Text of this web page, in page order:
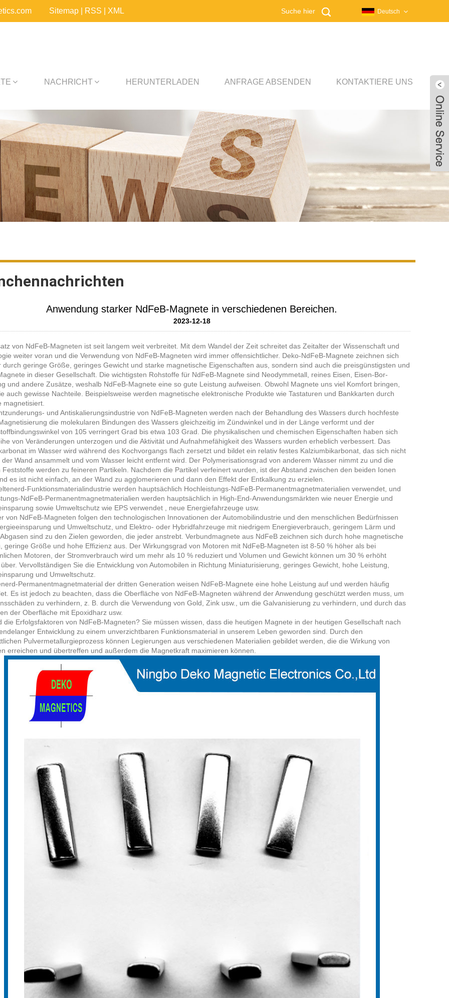
Sitemap| RSS XML Deutsch
NACHRICHT HERUNTERLADEN ANFRAGE ABSENDEN KONTAKTIERE UNS
Anwendung starker NdFeB-Magnete in verschiedenen Bereichen.
2023-12-18
von NdFeB-Magneten ist seit langem weit verbreitet. Mit dem Wandel der Zeit schreitet das Zeitalter der Wissenschaft und
weiter voran und die Verwendung von NdFeB-Magneten wird immer offensichtlicher. Deko-NdFeB-Magnete zeichnen sich
durch geringe Größe, geringes Gewicht und starke magnetische Eigenschaften aus, sondern sind auch die preisgünstigsten und
in dieser Gesellschaft. Die wichtigsten Rohstoffe für NdFeB-Magnete sind Neodymmetall, reines Eisen, Eisen-Bor-
und andere Zusätze, weshalb NdFeB-Magnete eine so gute Leistung aufweisen. Obwohl Magnete uns viel Komfort bringen,
auch gewisse Nachteile. Beispielsweise werden magnetische elektronische Produkte wie Tastaturen und Bankkarten durch
magnetisiert.
und Antiskalierungsindustrie von NdFeB-Magneten werden nach der Behandlung des Wassers durch hochfeste
die molekularen Bindungen des Wassers gleichzeitig im Zündwinkel und in der Länge verformt und der
von 105 verringert Grad bis etwa 103 Grad. Die physikalischen und chemischen Eigenschaften haben sich
von Veränderungen unterzogen und die Aktivität und Aufnahmefähigkeit des Wassers wurden erheblich verbessert. Das
im Wasser wird während des Kochvorgangs flach zersetzt und bildet ein relativ festes Kalziumbikarbonat, das sich nicht
der Wand ansammelt und vom Wasser leicht entfernt wird. Der Polymerisationsgrad von anderem Wasser nimmt zu und die
Feststoffe werden zu feineren Partikeln. Nachdem die Partikel verfeinert wurden, ist der Abstand zwischen den beiden Ionen
es ist nicht einfach, an der Wand zu agglomerieren und dann den Effekt der Entkalkung zu erzielen.
Funktionsmaterialindustrie werden hauptsächlich Hochleistungs-NdFeB-Permanentmagnetmaterialien verwendet, und
NdFeB-Permanentmagnetmaterialien werden hauptsächlich in High-End-Anwendungsmärkten wie neuer Energie und
sowie Umweltschutz wie EPS verwendet , neue Energiefahrzeuge usw.
von NdFeB-Magneten folgen den technologischen Innovationen der Automobilindustrie und den menschlichen Bedürfnissen
und Umweltschutz, und Elektro- oder Hybridfahrzeuge mit niedrigem Energieverbrauch, geringem Lärm und
sind zu den Zielen geworden, die jeder anstrebt. Verbundmagnete aus NdFeB zeichnen sich durch hohe magnetische
geringe Größe und hohe Effizienz aus. Der Wirkungsgrad von Motoren mit NdFeB-Magneten ist 8-50 % höher als bei
Motoren, der Stromverbrauch wird um mehr als 10 % reduziert und Volumen und Gewicht können um 30 % erhöht
Vervollständigen Sie die Entwicklung von Automobilen in Richtung Miniaturisierung, geringes Gewicht, hohe Leistung,
und Umweltschutz.
Permanentmagnetmaterial der dritten Generation weisen NdFeB-Magnete eine hohe Leistung auf und werden häufig
Es ist jedoch zu beachten, dass die Oberfläche von NdFeB-Magneten während der Anwendung geschützt werden muss, um
zu verhindern, z. B. durch die Verwendung von Gold, Zink usw., um die Galvanisierung zu verhindern, und durch das
der Oberfläche mit Epoxidharz usw.
die Erfolgsfaktoren von NdFeB-Magneten? Sie müssen wissen, dass die heutigen Magnete in der heutigen Gesellschaft nach
Entwicklung zu einem unverzichtbaren Funktionsmaterial in unserem Leben geworden sind. Durch den
Pulvermetallurgieprozess können Legierungen aus verschiedenen Materialien gebildet werden, die die Wirkung von
erreichen und übertreffen und außerdem die Magnetkraft maximieren können.